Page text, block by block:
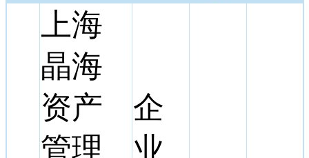
上海
晶海
资产
管理
企
业